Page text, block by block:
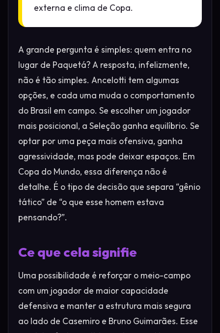
externa e clima de Copa.
A grande pergunta é simples: quem entra no
lugar de Paquetá? A resposta, infelizmente,
não é tão simples. Ancelotti tem algumas
opções, e cada uma muda o comportamento
do Brasil em campo. Se escolher um jogador
mais posicional, a Seleção ganha equilíbrio. Se
optar por uma peça mais ofensiva, ganha
agressividade, mas pode deixar espaços. Em
Copa do Mundo, essa diferença não é
detalhe. É o tipo de decisão que separa “gênio
tático” de “o que esse homem estava
pensando?”.
Ce que cela signifie
Uma possibilidade é reforçar o meio-campo
com um jogador de maior capacidade
defensiva e manter a estrutura mais segura
ao lado de Casemiro e Bruno Guimarães. Esse